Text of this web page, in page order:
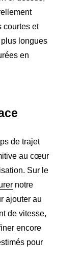
courtes et
longues
en
de trajet
au cœur
Sur le
notre
ajouter au
de vitesse,
encore
pour